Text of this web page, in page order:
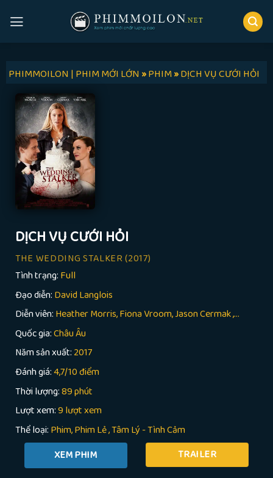
PHIMMOILON | PHIM MỚI LỚN»PHIM»DỊCH VỤ CƯỚI HỎI
DỊCH VỤ CƯỚI HỎI
THE WEDDING STALKER(2017)
Tình trạng: Full
Đạo diễn: David Langlois
Diễn viên: Heather Morris, Fiona Vroom, Jason Cermak ,...
Quốc gia:Châu Âu
Năm sản xuất: 2017
Đánh giá:4,7/10 điểm
Thời lượng:89 phút
Lượt xem:9 lượt xem
Thể loại: Phim Phim Lẻ,Tâm Lý - Tình Cảm
TRAILER